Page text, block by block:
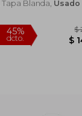
, Tapa Blanda, Usado